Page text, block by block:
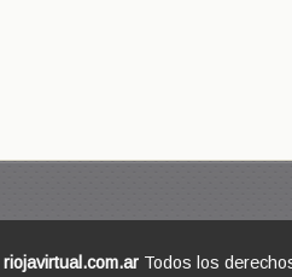
riojavirtual.com.ar Todos los